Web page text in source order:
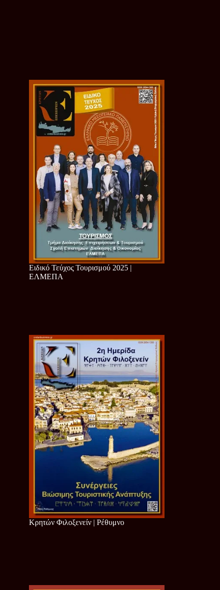
Ειδικό Τεύχος Τουρισμού 2025 |
ΕΛΜΕΠΑ
Κρητών Φιλοξενείν | Ρέθυμνο